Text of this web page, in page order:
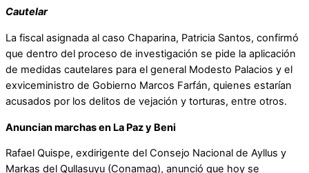
Cautelar
La fiscal asignada al caso Chaparina, Patricia Santos, confirmó
que dentro del proceso de investigación se pide la aplicación
de medidas cautelares para el general Modesto Palacios y el
exviceministro de Gobierno Marcos Farfán, quienes estarían
acusados por los delitos de vejación y torturas, entre otros.
Anuncian marchas en La Paz y Beni
Rafael Quispe, exdirigente del Consejo Nacional de Ayllus y
Markas del Qullasuyu (Conamaq), anunció que hoy se